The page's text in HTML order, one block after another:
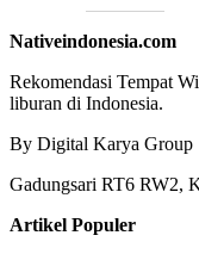
Nativeindonesia.com
Rekomendasi Tempat
liburan di Indonesia.
By Digital Karya Group
Gadungsari RT6 RW2,
Artikel Populer